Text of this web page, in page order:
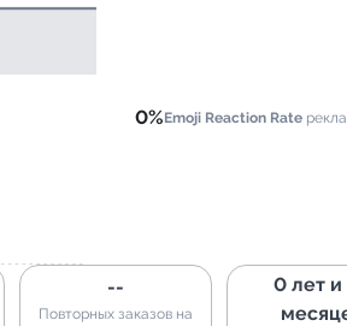
0%Emoji Reaction Rate
--
Повторных заказов на
0 лет и